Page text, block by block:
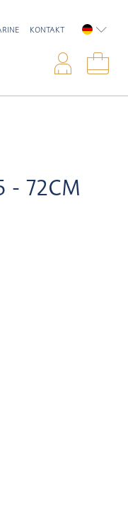
KONTAKT
- 72CM